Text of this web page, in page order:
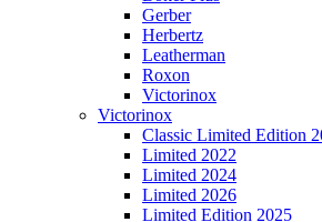
Gerber
Herbertz
Leatherman
Roxon
Victorinox
Victorinox
Classic Limited Edition
Limited 2022
Limited 2024
Limited 2026
Limited Edition 2025